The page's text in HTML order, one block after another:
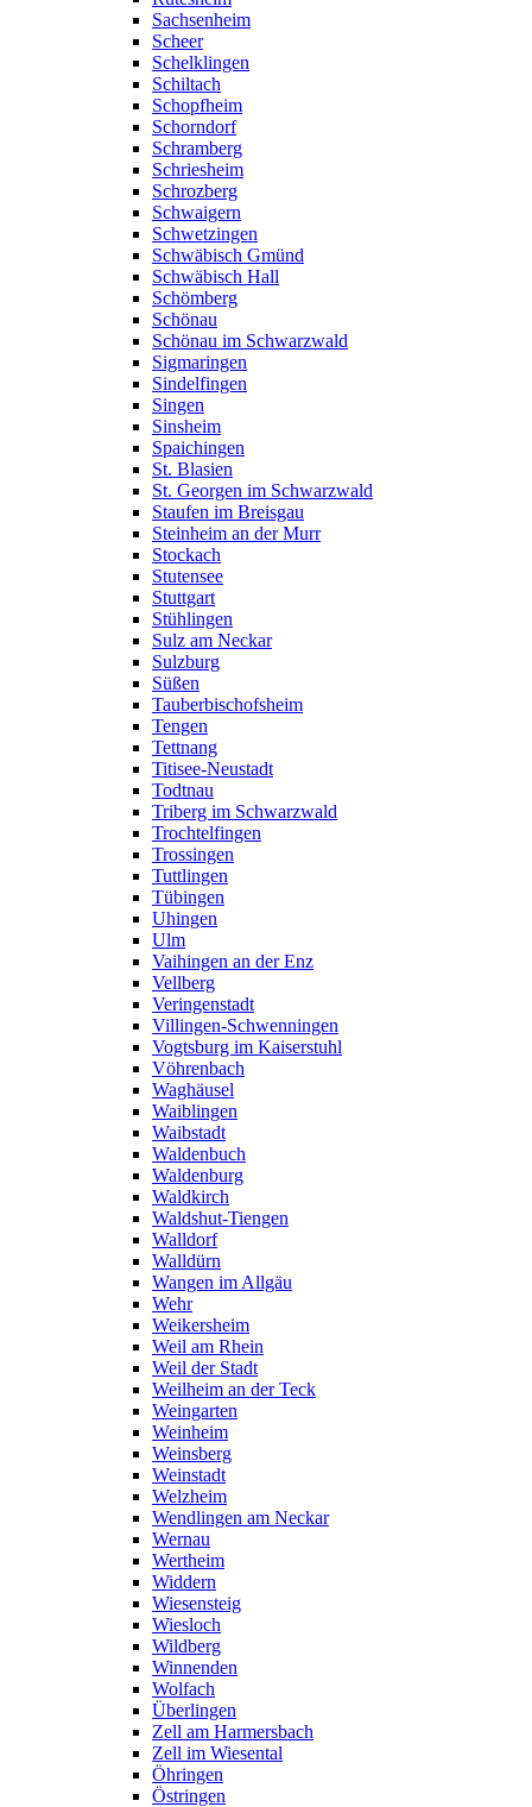
Sachsenheim
Scheer
Schelklingen
Schiltach
Schopfheim
Schorndorf
Schramberg
Schriesheim
Schrozberg
Schwaigern
Schwetzingen
Schwäbisch Gmünd
Schwäbisch Hall
Schömberg
Schönau
Schönau im Schwarzwald
Sigmaringen
Sindelfingen
Singen
Sinsheim
Spaichingen
St. Blasien
St. Georgen im Schwarzwald
Staufen im Breisgau
Steinheim an der Murr
Stockach
Stutensee
Stuttgart
Stühlingen
Sulz am Neckar
Sulzburg
Süßen
Tauberbischofsheim
Tengen
Tettnang
Titisee-Neustadt
Todtnau
Triberg im Schwarzwald
Trochtelfingen
Trossingen
Tuttlingen
Tübingen
Uhingen
Ulm
Vaihingen an der Enz
Vellberg
Veringenstadt
Villingen-Schwenningen
Vogtsburg im Kaiserstuhl
Vöhrenbach
Waghäusel
Waiblingen
Waibstadt
Waldenbuch
Waldenburg
Waldkirch
Waldshut-Tiengen
Walldorf
Walldürn
Wangen im Allgäu
Wehr
Weikersheim
Weil am Rhein
Weil der Stadt
Weilheim an der Teck
Weingarten
Weinheim
Weinsberg
Weinstadt
Welzheim
Wendlingen am Neckar
Wernau
Wertheim
Widdern
Wiesensteig
Wiesloch
Wildberg
Winnenden
Wolfach
Überlingen
Zell am Harmersbach
Zell im Wiesental
Öhringen
Östringen